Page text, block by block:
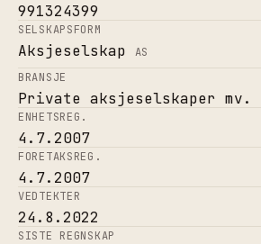
991324399
SELSKAPSFORM
Aksjeselskap
AS
BRANSJE
Private aksjeselskaper mv.
ENHETSREG.
4.7.2007
FORETAKSREG.
4.7.2007
VEDTEKTER
24.8.2022
SISTE REGNSKAP